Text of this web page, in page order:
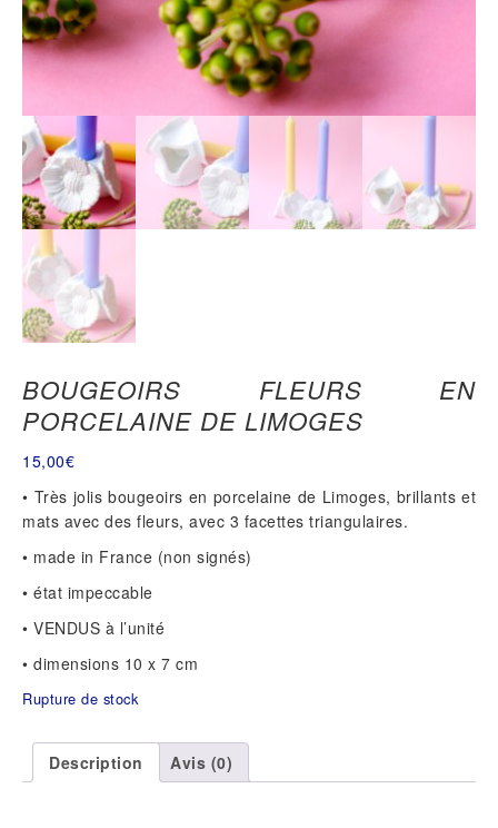
BOUGEOIRS FLEURS EN
PORCELAINE DE LIMOGES
15,00€
• Très jolis bougeoirs en porcelaine de Limoges, brillants et
mats avec des fleurs, avec 3 facettes triangulaires.
• made in France (non signés)
• état impeccable
• VENDUS à l’unité
• dimensions 10 x 7 cm
Rupture de stock
Description Avis (0)